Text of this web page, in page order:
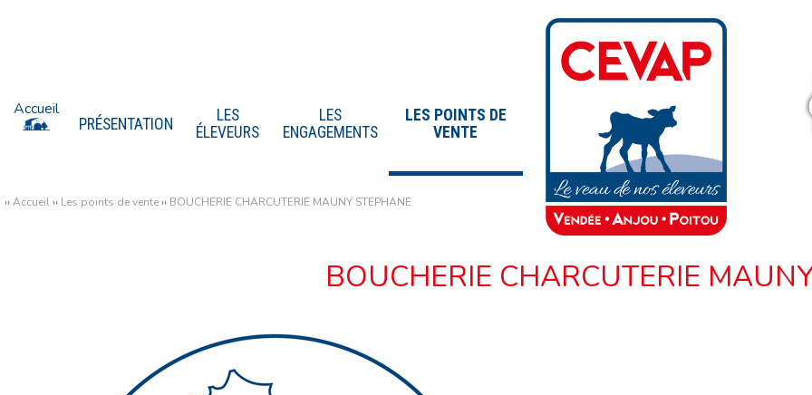
Accueil
PRÉSENTATION
LES
ÉLEVEURS
LES
ENGAGEMENTS
LES POINTS DE
VENTE
››Accueil›› Les points de vente›› BOUCHERIE CHARCUTERIE MAUNY STEPHANE
BOUCHERIE CHARCUTERIE